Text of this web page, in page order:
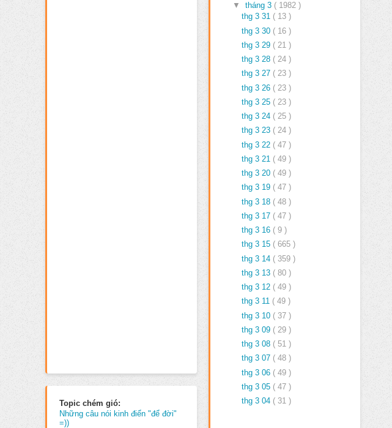
Topic chém gió:
Những câu nói kinh điển "để đời"
=))
▼ tháng 3 ( 1982 )
thg 3 31 ( 13 )
thg 3 30 ( 16 )
thg 3 29 ( 21 )
thg 3 28 ( 24 )
thg 3 27 ( 23 )
thg 3 26 ( 23 )
thg 3 25 ( 23 )
thg 3 24 ( 25 )
thg 3 23 ( 24 )
thg 3 22 ( 47 )
thg 3 21 ( 49 )
thg 3 20 ( 49 )
thg 3 19 ( 47 )
thg 3 18 ( 48 )
thg 3 17 ( 47 )
thg 3 16 ( 9 )
thg 3 15 ( 665 )
thg 3 14 ( 359 )
thg 3 13 ( 80 )
thg 3 12 ( 49 )
thg 3 11 ( 49 )
thg 3 10 ( 37 )
thg 3 09 ( 29 )
thg 3 08 ( 51 )
thg 3 07 ( 48 )
thg 3 06 ( 49 )
thg 3 05 ( 47 )
thg 3 04 ( 31 )